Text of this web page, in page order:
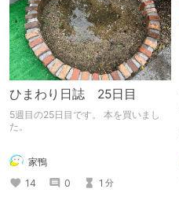
ひまわり日誌 25日目
5週目の25日目です。 本を買いまし
た。
家鴨
14
0 1 分